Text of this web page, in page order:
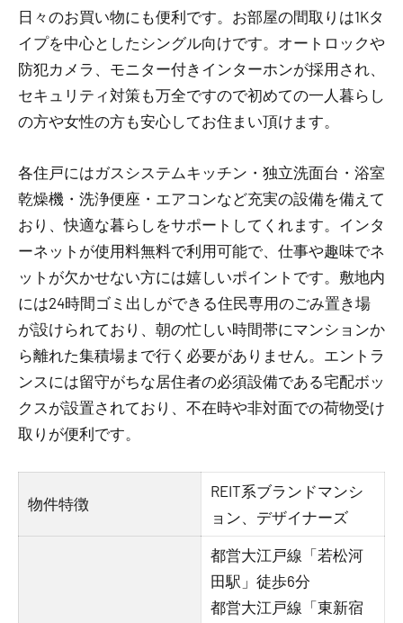
日々のお買い物にも便利です。お部屋の間取りは1Kタ
イプを中心としたシングル向けです。オートロックや
防犯カメラ、モニター付きインターホンが採用され、
セキュリティ対策も万全ですので初めての一人暮らし
の方や女性の方も安心してお住まい頂けます。
各住戸にはガスシステムキッチン・独立洗面台・浴室
乾燥機・洗浄便座・エアコンなど充実の設備を備えて
おり、快適な暮らしをサポートしてくれます。インタ
ーネットが使用料無料で利用可能で、仕事や趣味でネ
ットが欠かせない方には嬉しいポイントです。敷地内
には24時間ゴミ出しができる住民専用のごみ置き場
が設けられており、朝の忙しい時間帯にマンションか
ら離れた集積場まで行く必要がありません。エントラ
ンスには留守がちな居住者の必須設備である宅配ボッ
クスが設置されており、不在時や非対面での荷物受け
取りが便利です。
物件特徴
REIT系ブランドマンシ
ョン、デザイナーズ
都営大江戸線「若松河
田駅」徒歩6分
都営大江戸線「東新宿